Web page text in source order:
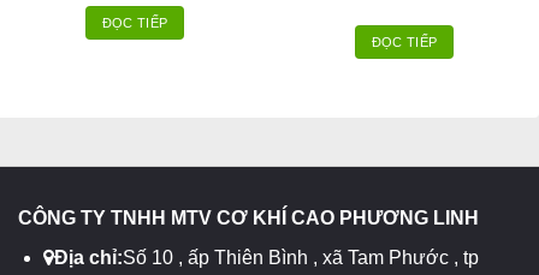
ĐỌC TIẾP
ĐỌC TIẾP
CÔNG TY TNHH MTV CƠ KHÍ CAO PHƯƠNG LINH
Địa chỉ:Số 10 , ấp Thiên Bình , xã Tam Phước , tp